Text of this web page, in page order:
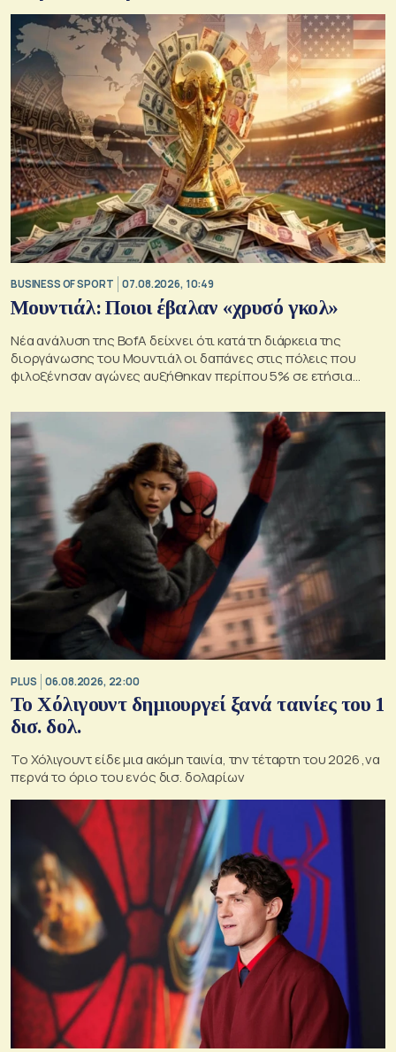
BUSINESS OF SPORT 07.08.2026, 10:49
Μουντιάλ: Ποιοι έβαλαν «χρυσό γκολ»
Νέα ανάλυση της BofA δείχνει ότι κατά τη διάρκεια της
διοργάνωσης του Μουντιάλ οι δαπάνες στις πόλεις που
φιλοξένησαν αγώνες αυξήθηκαν περίπου 5% σε ετήσια
PLUS 06.08.2026, 22:00
Το Χόλιγουντ δημιουργεί ξανά ταινίες του 1
δισ. δολ.
Το Χόλιγουντ είδε μια ακόμη ταινία, την τέταρτη του 2026 ,να
περνά το όριο του ενός δισ. δολαρίων